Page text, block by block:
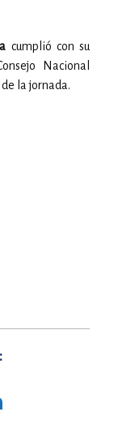
cumplió con su
Nacional
la jornada.